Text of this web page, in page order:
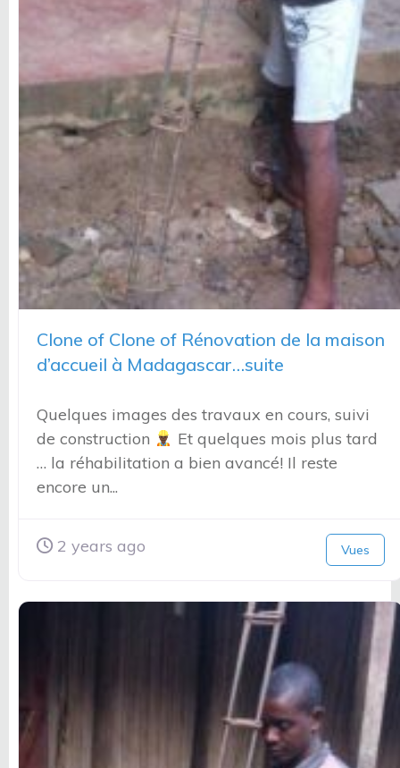
Clone of Clone of Rénovation de la maison
d’accueil à Madagascar…suite
Quelques images des travaux en cours, suivi
de construction
Et quelques mois plus tard
… la réhabilitation a bien avancé! Il reste
encore un...
2 years ago Vues